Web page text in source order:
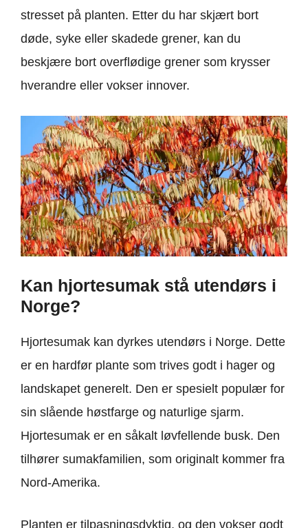
stresset på planten. Etter du har skjært bort
døde, syke eller skadede grener, kan du
beskjære bort overflødige grener som krysser
hverandre eller vokser innover.
Kan hjortesumak stå utendørs i
Norge?
Hjortesumak kan dyrkes utendørs i Norge. Dette
er en hardfør plante som trives godt i hager og
landskapet generelt. Den er spesielt populær for
sin slående høstfarge og naturlige sjarm.
Hjortesumak er en såkalt løvfellende busk. Den
tilhører sumakfamilien, som originalt kommer fra
Nord-Amerika.
Planten er tilpasningsdyktig, og den vokser godt